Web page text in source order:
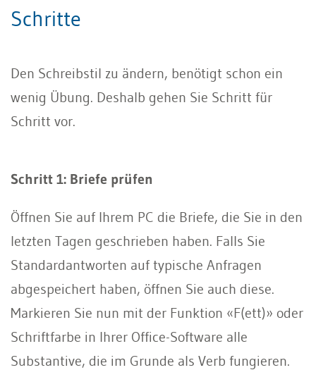
Schritte
Den Schreibstil zu ändern, benötigt schon ein
wenig Übung. Deshalb gehen Sie Schritt für
Schritt vor.
Schritt 1: Briefe prüfen
Öffnen Sie auf Ihrem PC die Briefe, die Sie in den
letzten Tagen geschrieben haben. Falls Sie
Standardantworten auf typische Anfragen
abgespeichert haben, öffnen Sie auch diese.
Markieren Sie nun mit der Funktion «F(ett)» oder
Schriftfarbe in Ihrer Office-Software alle
Substantive, die im Grunde als Verb fungieren.